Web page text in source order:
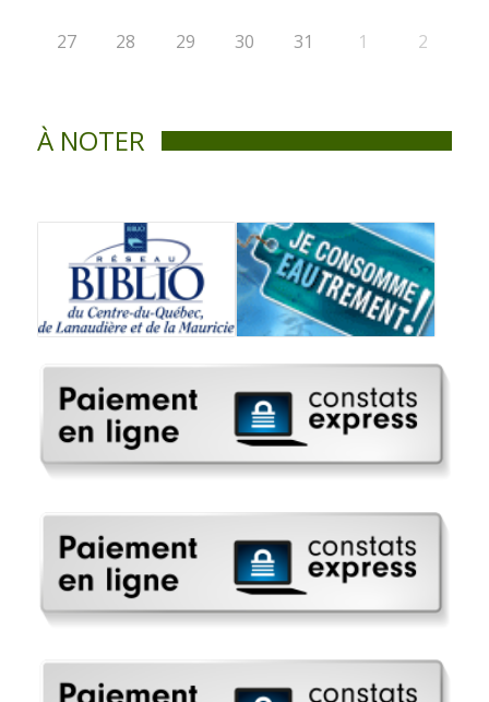
27 28 29 30 31 1 2
À NOTER